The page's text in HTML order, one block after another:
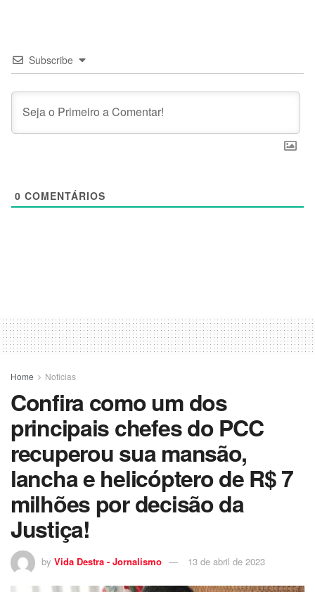
Subscribe
0 COMENTÁRIOS
Home Noticias
Confira como um dos
principais chefes do PCC
recuperou sua mansão,
lancha e helicóptero de R$ 7
milhões por decisão da
Justiça!
by Vida Destra - Jornalismo 13 de abril de 2023